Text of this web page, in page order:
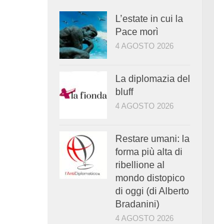
L’estate in cui la
Pace morì
4 AGOSTO 2026
La diplomazia del
bluff
4 AGOSTO 2026
Restare umani: la
forma più alta di
ribellione al
mondo distopico
di oggi (di Alberto
Bradanini)
4 AGOSTO 2026